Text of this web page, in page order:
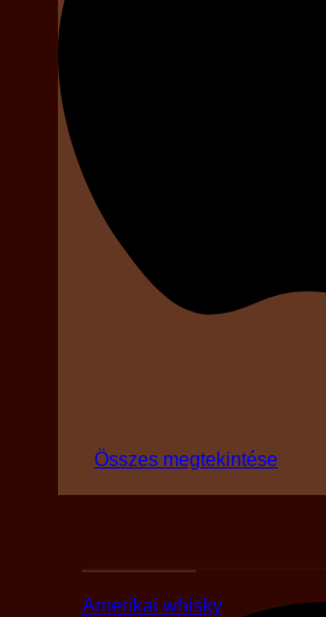
Összes megtekintése
Amerikai whisky